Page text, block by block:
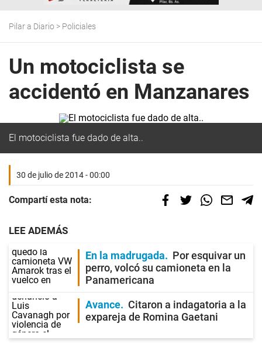
Pilar a Diario > Policiales
Un motociclista se
accidentó en Manzanares
El motociclista fue dado de alta..
30 de julio de 2014 - 00:00
Compartí esta nota:
LEE ADEMÁS
En la madrugada
Por esquivar un
perro, volcó su camioneta en la
Panamericana
Avance
Citaron a indagatoria a la
expareja de Romina Gaetani